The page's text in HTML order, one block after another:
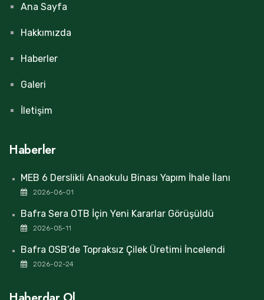
Ana Sayfa
Hakkımızda
Haberler
Galeri
İletişim
Haberler
MEB 6 Derslikli Anaokulu Binası Yapım İhale İlanı
2026-06-01
Bafra Sera OTB İçin Yeni Kararlar Görüşüldü
2026-05-11
Bafra OSB’de Topraksız Çilek Üretimi İncelendi
2026-02-24